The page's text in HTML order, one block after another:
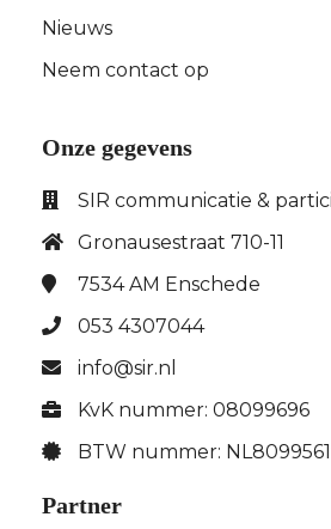
Nieuws
Neem contact op
Onze gegevens
SIR communicatie &
Gronausestraat 710-11
7534 AM Enschede
053 4307044
info@sir.nl
KvK nummer: 08099696
BTW nummer:
Partner